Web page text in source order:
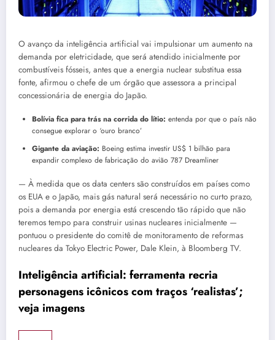
O avanço da inteligência artificial vai impulsionar um aumento na
demanda por eletricidade, que será atendido inicialmente por
combustíveis fósseis, antes que a energia nuclear substitua essa
fonte, afirmou o chefe de um órgão que assessora a principal
concessionária de energia do Japão.
Bolívia fica para trás na corrida do lítio: entenda por que o país não
consegue explorar o ‘ouro branco’
Gigante da aviação: Boeing estima investir US$ 1 bilhão para
expandir complexo de fabricação do avião 787 Dreamliner
— À medida que os data centers são construídos em países como
os EUA e o Japão, mais gás natural será necessário no curto prazo,
pois a demanda por energia está crescendo tão rápido que não
teremos tempo para construir usinas nucleares inicialmente —
pontuou o presidente do comitê de monitoramento de reformas
nucleares da Tokyo Electric Power, Dale Klein, à Bloomberg TV.
Inteligência artificial: ferramenta recria
personagens icônicos com traços ‘realistas’;
veja imagens